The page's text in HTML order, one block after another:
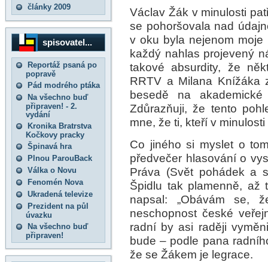
články 2009
spisovatel...
Reportáž psaná po
popravě
Pád modrého ptáka
Na všechno buď
připraven! - 2.
vydání
Kronika Bratrstva
Kočkovy pracky
Špinavá hra
Plnou ParouBack
Válka o Novu
Fenomén Nova
Ukradená televize
Prezident na půl
úvazku
Na všechno buď
připraven!
Václav Žák v minulosti
se pohoršovala nad
v oku byla nejenom
každý nahlas projevený
takové absurdity, že
RRTV a Milana
besedě na
Zdůrazňuji, že tento
mne, že ti, kteří v
Co jiného si myslet o
předvečer hlasování o
Práva (Svět pohádek a
Špidlu tak plamenně, až
napsal: „Obávám se,
neschopnost české
radní by asi raději
bude – podle pana
že se Žákem je legrace.